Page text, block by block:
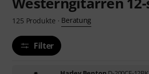
125 Produkte · Beratung
Filter